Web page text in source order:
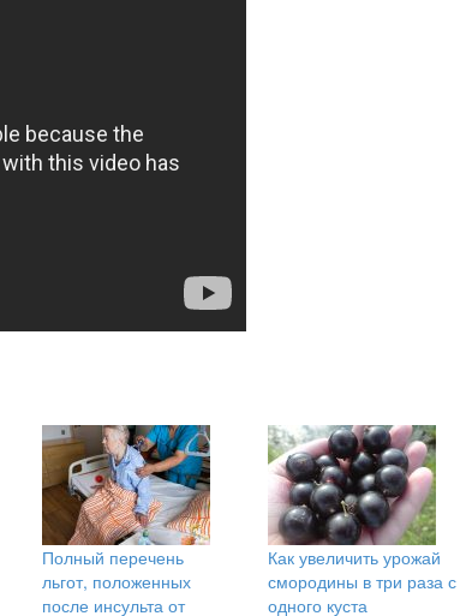
Полный перечень
льгот, положенных
после инсульта от
Как увеличить урожай
смородины в три раза с
одного куста